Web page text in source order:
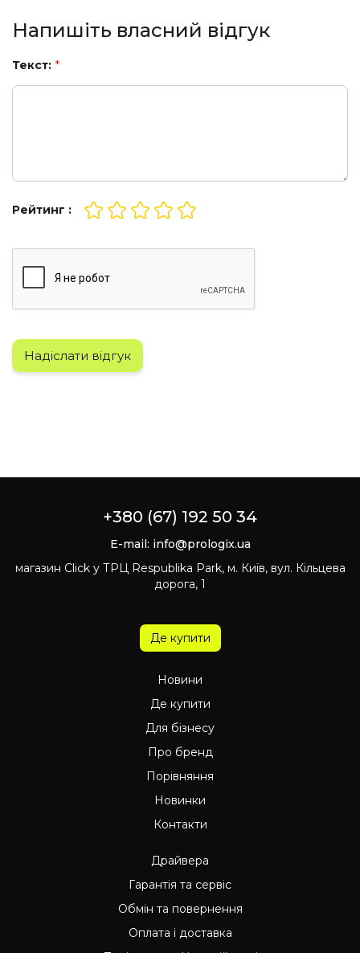
Напишіть власний відгук
Текст: *
Рейтинг :
Надіслати відгук
+380 (67) 192 50 34
E-mail: info@prologix.ua
магазин Click у ТРЦ Respublika Park, м. Київ, вул. Кільцева
дорога, 1
Де купити
Новини
Де купити
Для бізнесу
Про бренд
Порівняння
Новинки
Контакти
Драйвера
Гарантія та сервіс
Обмін та повернення
Оплата і доставка